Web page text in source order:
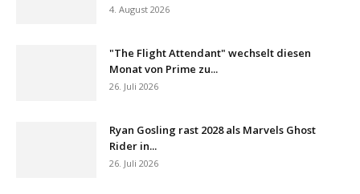
4. August 2026
"The Flight Attendant" wechselt diesen
Monat von Prime zu...
26. Juli 2026
Ryan Gosling rast 2028 als Marvels Ghost
Rider in...
26. Juli 2026